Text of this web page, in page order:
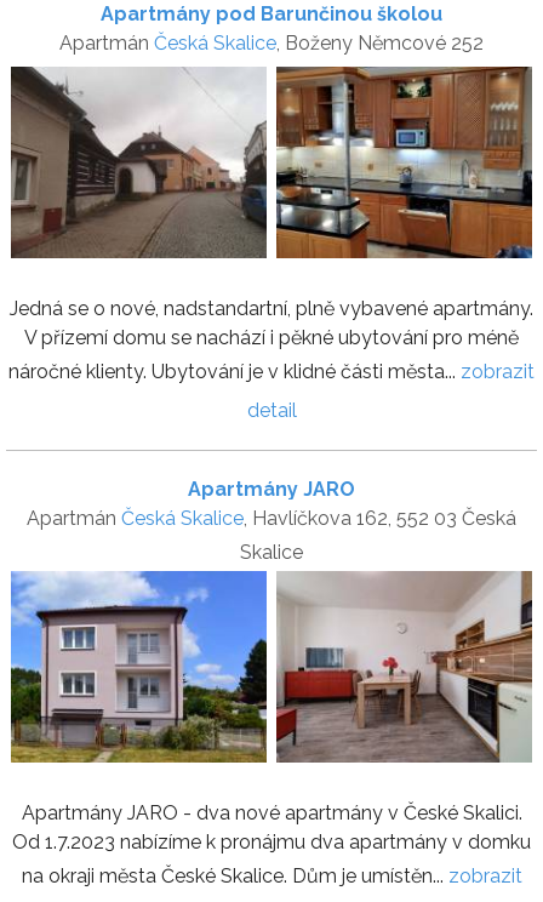
Apartmány pod Barunčinou školou
Apartmán Česká Skalice , Boženy Němcové 252
Jedná se o nové, nadstandartní, plně vybavené apartmány.
V přízemí domu se nachází i pěkné ubytování pro méně
náročné klienty. Ubytování je v klidné části města... zobrazit
detail
Apartmány JARO
Apartmán Česká Skalice, Havlíčkova 162, 552 03 Česká
Skalice
Apartmány JARO - dva nové apartmány v České Skalici.
Od 1.7.2023 nabízíme k pronájmu dva apartmány v domku
na okraji města České Skalice. Dům je umístěn... zobrazit